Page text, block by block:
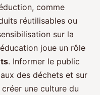
comme
réutilisables ou
sur la
joue un rôle
. Informer le public
des déchets et sur
une culture du